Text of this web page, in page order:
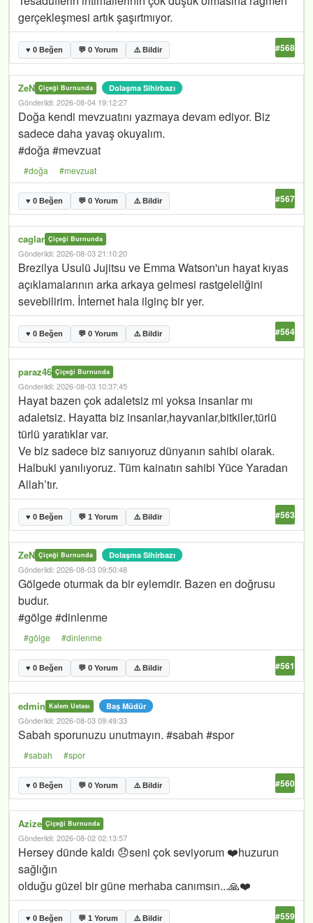
gerçekleşmesi artık şaşırtmıyor.
♥ 0 Beğen 💬 0 Yorum ⚠️ Bildir #568
ZeN Çiçeği Burnunda Dolaşma Sihirbazı
Gönderildi: 2026-08-04 19:12:27
Doğa kendi mevzuatını yazmaya devam ediyor. Biz
sadece daha yavaş okuyalım.
#doğa #mevzuat
#doğa #mevzuat
♥ 0 Beğen 💬 0 Yorum ⚠️ Bildir #567
caglar Çiçeği Burnunda
Gönderildi: 2026-08-03 21:10:20
Brezilya Usulü Jujitsu ve Emma Watson'un hayat kıyas
açıklamalarının arka arkaya gelmesi rastgeleliğini
sevebilirim. İnternet hala ilginç bir yer.
♥ 0 Beğen 💬 0 Yorum ⚠️ Bildir #564
paraz46 Çiçeği Burnunda
Gönderildi: 2026-08-03 10:37:45
Hayat bazen çok adaletsiz mi yoksa insanlar mı
adaletsiz. Hayatta biz insanlar,hayvanlar,bitkiler,türlü
türlü yaratıklar var.
Ve biz sadece biz sanıyoruz dünyanın sahibi olarak.
Halbuki yanılıyoruz. Tüm kainatın sahibi Yüce Yaradan
Allah’tır.
♥ 0 Beğen 💬 1 Yorum ⚠️ Bildir #563
ZeN Çiçeği Burnunda Dolaşma Sihirbazı
Gönderildi: 2026-08-03 09:50:48
Gölgede oturmak da bir eylemdir. Bazen en doğrusu
budur.
#gölge #dinlenme
#gölge #dinlenme
♥ 0 Beğen 💬 0 Yorum ⚠️ Bildir #561
edmin Kalem Ustası Baş Müdür
Gönderildi: 2026-08-03 09:49:33
Sabah sporunuzu unutmayın. #sabah #spor
#sabah #spor
♥ 0 Beğen 💬 0 Yorum ⚠️ Bildir #560
Azize Çiçeği Burnunda
Gönderildi: 2026-08-02 02:13:57
Hersey dünde kaldı 😞seni çok seviyorum ❤️huzurun
sağlığın
olduğu güzel bir güne merhaba canımsın...🙏❤️
♥ 0 Beğen 💬 1 Yorum ⚠️ Bildir #559